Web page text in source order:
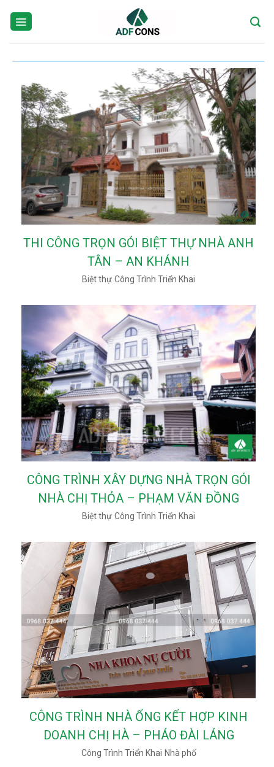
THI CÔNG TRỌN GÓI BIỆT THỰ NHÀ ANH
TÂN – AN KHÁNH
Biệt thự Công Trình Triển Khai
CÔNG TRÌNH XÂY DỰNG NHÀ TRỌN GÓI
NHÀ CHỊ THỎA – PHẠM VĂN ĐỒNG
Biệt thự Công Trình Triển Khai
CÔNG TRÌNH NHÀ ỐNG KẾT HỢP KINH
DOANH CHỊ HÀ – PHÁO ĐÀI LÁNG
Công Trình Triển Khai Nhà phố